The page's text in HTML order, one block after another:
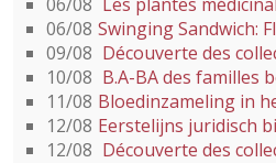
06/08 Swinging Sandwich:
09/08 Découverte des
10/08 B.A-BA des familles
11/08 Bloedinzameling in
12/08 Eerstelijns juridisch
12/08 Découverte des